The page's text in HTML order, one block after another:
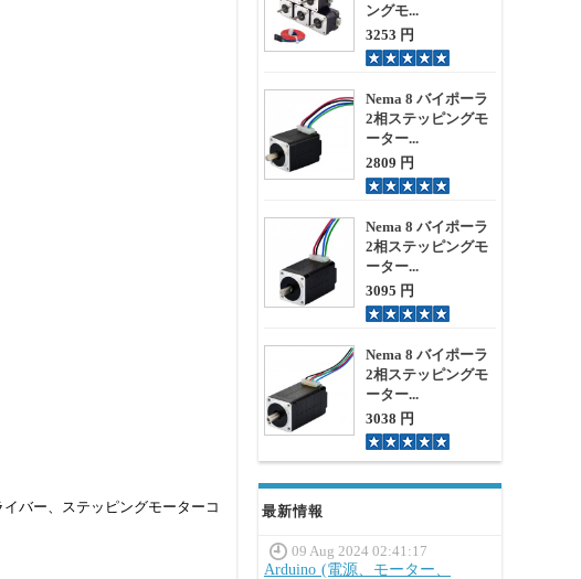
ングモ...
3253 円
Nema 8 バイポーラ
2相ステッピングモ
ーター...
2809 円
Nema 8 バイポーラ
2相ステッピングモ
ーター...
3095 円
Nema 8 バイポーラ
2相ステッピングモ
ーター...
3038 円
最新情報
09 Aug 2024 02:41:17
Arduino (電源、モーター、
バー、ステッピングモーターコ